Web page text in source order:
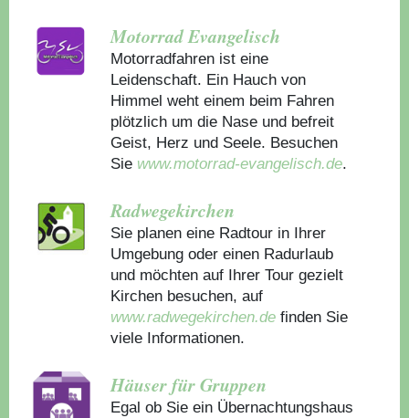
Motorrad Evangelisch
Motorradfahren ist eine
Leidenschaft. Ein Hauch von
Himmel weht einem beim Fahren
plötzlich um die Nase und befreit
Geist, Herz und Seele. Besuchen
Sie www.motorrad-evangelisch.de.
Radwegekirchen
Sie planen eine Radtour in Ihrer
Umgebung oder einen Radurlaub
und möchten auf Ihrer Tour gezielt
Kirchen besuchen, auf
www.radwegekirchen.de finden Sie
viele Informationen.
Häuser für Gruppen
Egal ob Sie ein Übernachtungshaus